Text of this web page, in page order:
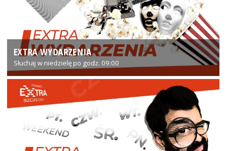
EXTRA WYDARZENIA
Słuchaj w niedzielę po godz. 09:00